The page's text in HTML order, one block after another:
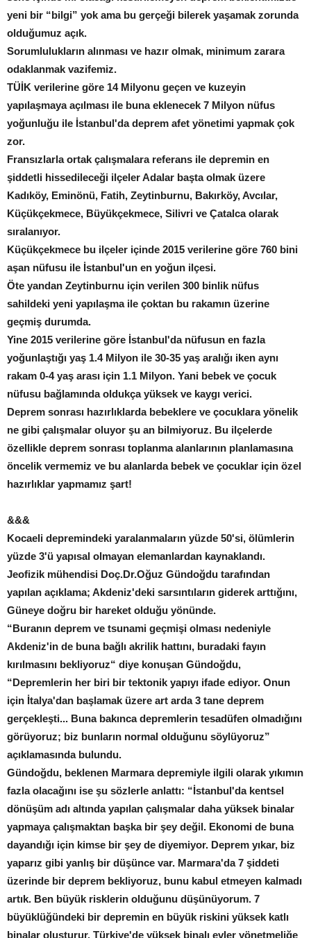
yeni bir “bilgi” yok ama bu gerçeği bilerek yaşamak zorunda
olduğumuz açık.
Sorumlulukların alınması ve hazır olmak, minimum zarara
odaklanmak vazifemiz.
TÜİK verilerine göre 14 Milyonu geçen ve kuzeyin
yapılaşmaya açılması ile buna eklenecek 7 Milyon nüfus
yoğunluğu ile İstanbul'da deprem afet yönetimi yapmak çok
zor.
Fransızlarla ortak çalışmalara referans ile depremin en
şiddetli hissedileceği ilçeler Adalar başta olmak üzere
Kadıköy, Eminönü, Fatih, Zeytinburnu, Bakırköy, Avcılar,
Küçükçekmece, Büyükçekmece, Silivri ve Çatalca olarak
sıralanıyor.
Küçükçekmece bu ilçeler içinde 2015 verilerine göre 760 bini
aşan nüfusu ile İstanbul'un en yoğun ilçesi.
Öte yandan Zeytinburnu için verilen 300 binlik nüfus
sahildeki yeni yapılaşma ile çoktan bu rakamın üzerine
geçmiş durumda.
Yine 2015 verilerine göre İstanbul'da nüfusun en fazla
yoğunlaştığı yaş 1.4 Milyon ile 30-35 yaş aralığı iken aynı
rakam 0-4 yaş arası için 1.1 Milyon. Yani bebek ve çocuk
nüfusu bağlamında oldukça yüksek ve kaygı verici.
Deprem sonrası hazırlıklarda bebeklere ve çocuklara yönelik
ne gibi çalışmalar oluyor şu an bilmiyoruz. Bu ilçelerde
özellikle deprem sonrası toplanma alanlarının planlamasına
öncelik vermemiz ve bu alanlarda bebek ve çocuklar için özel
hazırlıklar yapmamız şart!
&&&
Kocaeli depremindeki yaralanmaların yüzde 50'si, ölümlerin
yüzde 3'ü yapısal olmayan elemanlardan kaynaklandı.
Jeofizik mühendisi Doç.Dr.Oğuz Gündoğdu tarafından
yapılan açıklama; Akdeniz'deki sarsıntıların giderek arttığını,
Güneye doğru bir hareket olduğu yönünde.
“Buranın deprem ve tsunami geçmişi olması nedeniyle
Akdeniz'in de buna bağlı akrilik hattını, buradaki fayın
kırılmasını bekliyoruz“ diye konuşan Gündoğdu,
“Depremlerin her biri bir tektonik yapıyı ifade ediyor. Onun
için İtalya'dan başlamak üzere art arda 3 tane deprem
gerçekleşti... Buna bakınca depremlerin tesadüfen olmadığını
görüyoruz; biz bunların normal olduğunu söylüyoruz”
açıklamasında bulundu.
Gündoğdu, beklenen Marmara depremiyle ilgili olarak yıkımın
fazla olacağını ise şu sözlerle anlattı: “İstanbul'da kentsel
dönüşüm adı altında yapılan çalışmalar daha yüksek binalar
yapmaya çalışmaktan başka bir şey değil. Ekonomi de buna
dayandığı için kimse bir şey de diyemiyor. Deprem yıkar, biz
yaparız gibi yanlış bir düşünce var. Marmara'da 7 şiddeti
üzerinde bir deprem bekliyoruz, bunu kabul etmeyen kalmadı
artık. Ben büyük risklerin olduğunu düşünüyorum. 7
büyüklüğündeki bir depremin en büyük riskini yüksek katlı
binalar oluşturur. Türkiye'de yüksek binalı evler yönetmeliğe